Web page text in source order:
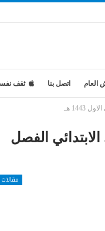
العام اتصل بنا ثقف
هـ
الفصل